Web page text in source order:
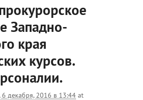
Западно-
края
курсов.
6 декабря, 2016 в 13:44 at